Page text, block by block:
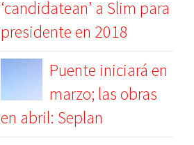
‘candidatean’ a Slim para
presidente en 2018
Puente iniciará en
marzo; las obras
en abril: Seplan